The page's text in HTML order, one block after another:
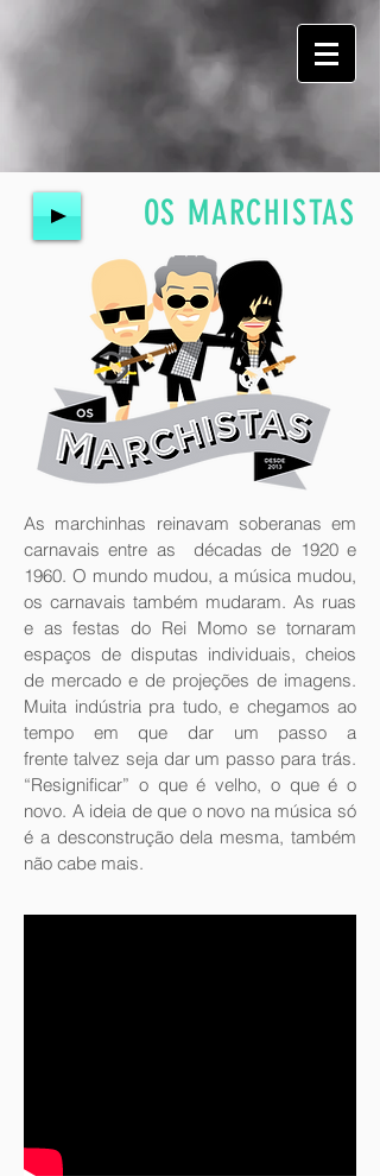
OS MARCHISTAS
As marchinhas reinavam soberanas em
carnavais entre as décadas de 1920 e
1960. O mundo mudou, a música mudou,
os carnavais também mudaram. As ruas
e as festas do Rei Momo se tornaram
espaços de disputas individuais, cheios
de mercado e de projeções de imagens.
Muita indústria pra tudo, e chegamos ao
tempo em que dar um passo a
frente talvez seja dar um passo para trás.
“Resignificar” o que é velho, o que é o
novo. A ideia de que o novo na música só
é a desconstrução dela mesma, também
não cabe mais.